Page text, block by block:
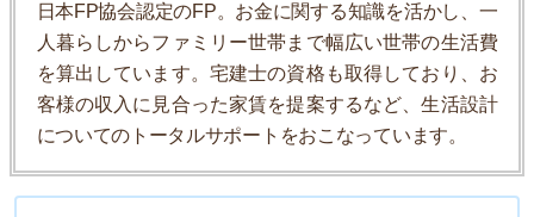
日本FP協会認定のFP。お金に関する知識を活かし、一
人暮らしからファミリー世帯まで幅広い世帯の生活費
を算出しています。宅建士の資格も取得しており、お
客様の収入に見合った家賃を提案するなど、生活設計
についてのトータルサポートをおこなっています。